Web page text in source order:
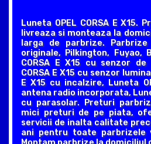
Luneta OPEL CORSA E X15.
livreaza si monteaza la
larga de parbrize. Parbrize
originale, Pilkington, Fuyao,
CORSA E X15 cu senzor de
CORSA E X15 cu senzor
E X15 cu incalzire, Luneta
antena radio incorporata,
cu parasolar. Preturi
mici preturi de pe piata,
servicii de inalta calitate
ani pentru toate parbrizele